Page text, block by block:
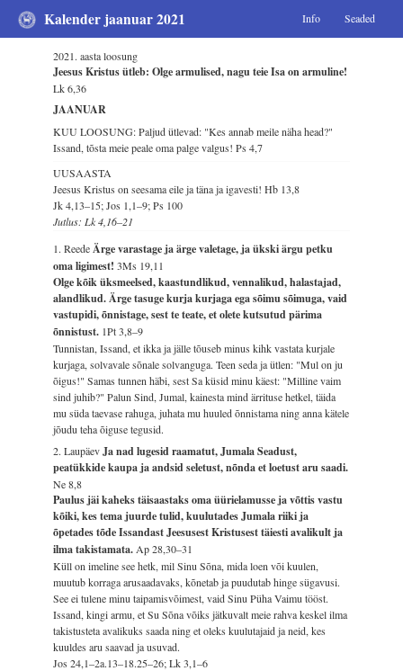
Kalender jaanuar 2021 Info Seaded
2021. aasta loosung
Jeesus Kristus ütleb: Olge armulised, nagu teie Isa on armuline!
Lk 6,36
JAANUAR
KUU LOOSUNG: Paljud ütlevad: "Kes annab meile näha head?"
Issand, tõsta meie peale oma palge valgus!Ps 4,7
UUSAASTA
Jeesus Kristus on seesama eile ja täna ja igavesti!Hb 13,8
Jk 4,13–15; Jos 1,1–9; Ps 100
Jutlus: Lk 4,16–21
1. Reede Ärge varastage ja ärge valetage, ja ükski ärgu petku
oma ligimest!3Ms 19,11
Olge kõik üksmeelsed, kaastundlikud, vennalikud, halastajad,
alandlikud. Ärge tasuge kurja kurjaga ega sõimu sõimuga, vaid
vastupidi, õnnistage, sest te teate, et olete kutsutud pärima
õnnistust. 1Pt 3,8–9
Tunnistan, Issand, et ikka ja jälle tõuseb minus kihk vastata kurjale
kurjaga, solvavale sõnale solvanguga. Teen seda ja ütlen: "Mul on ju
õigus!" Samas tunnen häbi, sest Sa küsid minu käest: "Milline vaim
sind juhib?" Palun Sind, Jumal, kainesta mind ärrituse hetkel, täida
mu süda taevase rahuga, juhata mu huuled õnnistama ning anna kätele
jõudu teha õiguse tegusid.
2. LaupäevJa nad lugesid raamatut, Jumala Seadust,
peatükkide kaupa ja andsid seletust, nõnda et loetust aru saadi.
Ne 8,8
Paulus jäi kaheks täisaastaks oma üürielamusse ja võttis vastu
kõiki, kes tema juurde tulid, kuulutades Jumala riiki ja
õpetades tõde Issandast Jeesusest Kristusest täiesti avalikult ja
ilma takistamata.Ap 28,30–31
Küll on imeline see hetk, mil Sinu Sõna, mida loen või kuulen,
muutub korraga arusaadavaks, kõnetab ja puudutab hinge sügavusi.
See ei tulene minu taipamisvõimest, vaid Sinu Püha Vaimu tööst.
Issand, kingi armu, et Su Sõna võiks jätkuvalt meie rahva keskel ilma
takistusteta avalikuks saada ning et oleks kuulutajaid ja neid, kes
kuuldes aru saavad ja usuvad.
Jos 24,1–2a.13–18.25–26; Lk 3,1–6